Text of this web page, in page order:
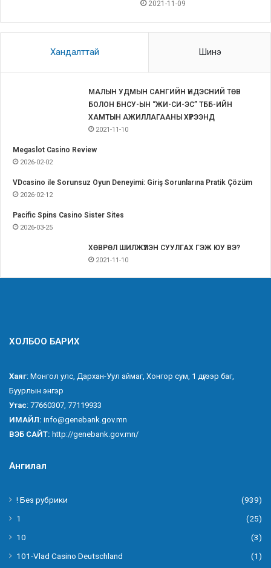
2021-11-09
Хандалттай Шинэ
МАЛЫН УДМЫН САНГИЙН ҮНДЭСНИЙ ТӨВ
БОЛОН БНСУ-ЫН “ЖИ-СИ-ЭС” ТББ-ИЙН
ХАМТЫН АЖИЛЛАГААНЫ ХҮРЭЭНД
2021-11-10
Megaslot Casino Review
2026-02-02
VDcasino ile Sorunsuz Oyun Deneyimi: Giriş Sorunlarına Pratik Çözüm
2026-02-12
Pacific Spins Casino Sister Sites
2026-03-25
ХӨВРӨЛ ШИЛЖҮҮЛЭН СУУЛГАХ ГЭЖ ЮУ ВЭ?
2021-11-10
ХОЛБОО БАРИХ
Хаяг: Монгол улс, Дархан-Уул аймаг, Хонгор сум, 1 дүгээр баг,
Буурлын энгэр
Утас: 77660307, 77119933
ИМАЙЛ: info@genebank.gov.mn
ВЭБ САЙТ: http://genebank.gov.mn/
Ангилал
! Без рубрики
(939)
1
(25)
10
(3)
101-Vlad Casino Deutschland
(1)